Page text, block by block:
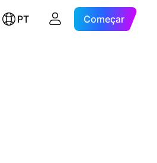
PT Começar